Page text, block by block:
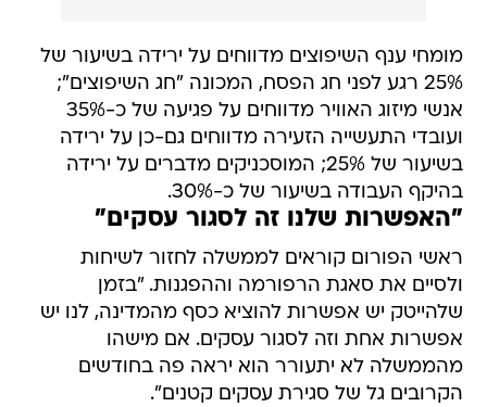
מומחי ענף השיפוצים מדווחים על ירידה בשיעור של
25% רגע לפני חג הפסח, המכונה "חג השיפוצים";
אנשי מיזוג האוויר מדווחים על פגיעה של כ-35%
ועובדי התעשייה הזעירה מדווחים גם-כן על ירידה
בשיעור של 25%; המוסכניקים מדברים על ירידה
בהיקף העבודה בשיעור של כ-30%.
"האפשרות שלנו זה לסגור עסקים"
ראשי הפורום קוראים לממשלה לחזור לשיחות
ולסיים את סאגת הרפורמה וההפגנות. "בזמן
שלהייטק יש אפשרות להוציא כסף מהמדינה, לנו יש
אפשרות אחת וזה לסגור עסקים. אם מישהו
מהממשלה לא יתעורר הוא יראה פה בחודשים
הקרובים גל של סגירת עסקים קטנים".